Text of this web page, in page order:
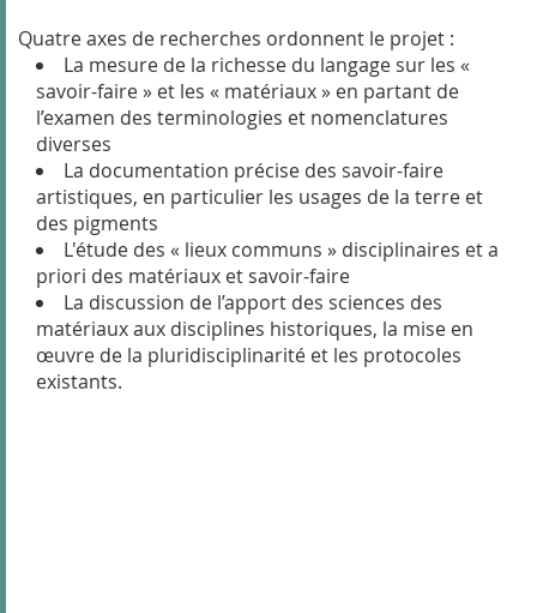
Quatre axes de recherches ordonnent le projet :
La mesure de la richesse du langage sur les «
savoir-faire » et les « matériaux » en partant de
l’examen des terminologies et nomenclatures
diverses
La documentation précise des savoir-faire
artistiques, en particulier les usages de la terre et
des pigments
L'étude des « lieux communs » disciplinaires et a
priori des matériaux et savoir-faire
La discussion de l’apport des sciences des
matériaux aux disciplines historiques, la mise en
œuvre de la pluridisciplinarité et les protocoles
existants.